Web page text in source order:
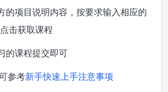
的项目说明内容，按要求输入相应的
击获取课程
的课程提交即可
参考新手快速上手注意事项